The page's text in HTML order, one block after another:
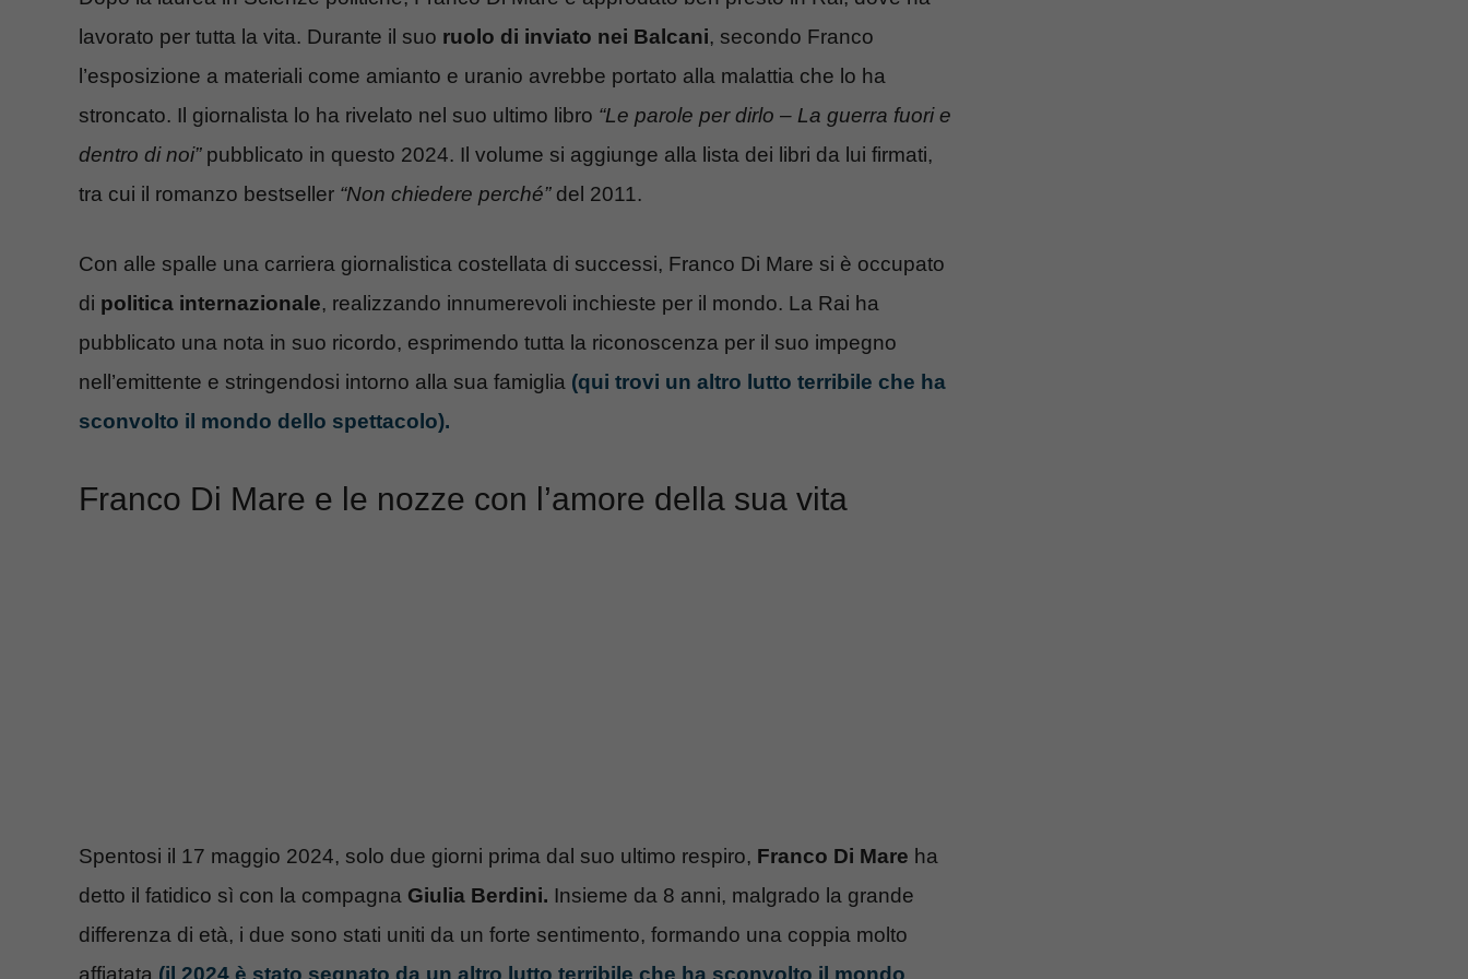
lavorato per tutta la vita. Durante il suo ruolo di inviato nei Balcani, secondo Franco
l’esposizione a materiali come amianto e uranio avrebbe portato alla malattia che lo ha
stroncato. Il giornalista lo ha rivelato nel suo ultimo libro “Le parole per dirlo – La guerra fuori e
dentro di noi”pubblicato in questo 2024. Il volume si aggiunge alla lista dei libri da lui firmati,
tra cui il romanzo bestseller “Non chiedere perché”del 2011.
Con alle spalle una carriera giornalistica costellata di successi, Franco Di Mare si è occupato
di politica internazionale, realizzando innumerevoli inchieste per il mondo. La Rai ha
pubblicato una nota in suo ricordo, esprimendo tutta la riconoscenza per il suo impegno
nell’emittente e stringendosi intorno alla sua famiglia (qui trovi un altro lutto terribile che ha
sconvolto il mondo dello spettacolo).
Franco Di Mare e le nozze con l’amore della sua vita
Spentosi il 17 maggio 2024, solo due giorni prima dal suo ultimo respiro, Franco Di Mare ha
detto il fatidico sì con la compagna Giulia Berdini. Insieme da 8 anni, malgrado la grande
differenza di età, i due sono stati uniti da un forte sentimento, formando una coppia molto
affiatata (il 2024 è stato segnato da un altro lutto terribile che ha sconvolto il mondo